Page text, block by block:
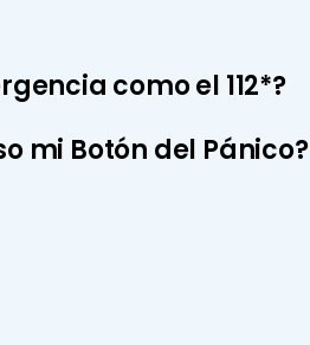
como el 112*?
mi Botón del Pánico?